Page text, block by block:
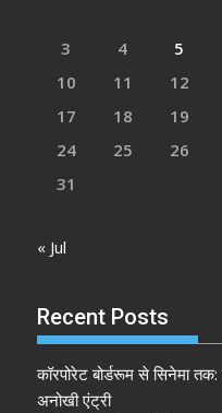
3
4 5
10
11 12
17
18 19
24
25 26
31
« Jul
Recent Posts
कॉरपोरेट बोर्डरूम से सिनेमा
अनोखी एंट्री